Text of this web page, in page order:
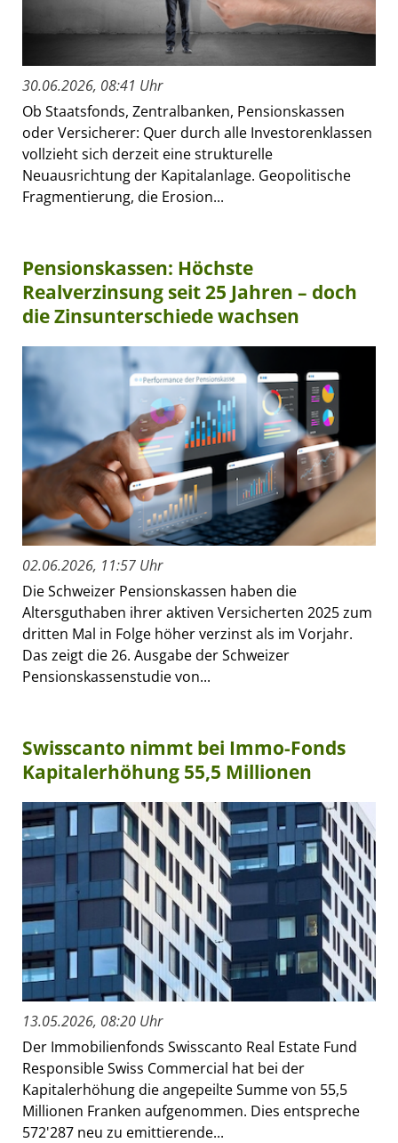
30.06.2026, 08:41 Uhr
Ob Staatsfonds, Zentralbanken, Pensionskassen
oder Versicherer: Quer durch alle Investorenklassen
vollzieht sich derzeit eine strukturelle
Neuausrichtung der Kapitalanlage. Geopolitische
Fragmentierung, die Erosion...
Pensionskassen: Höchste
Realverzinsung seit 25 Jahren – doch
die Zinsunterschiede wachsen
02.06.2026, 11:57 Uhr
Die Schweizer Pensionskassen haben die
Altersguthaben ihrer aktiven Versicherten 2025 zum
dritten Mal in Folge höher verzinst als im Vorjahr.
Das zeigt die 26. Ausgabe der Schweizer
Pensionskassenstudie von...
Swisscanto nimmt bei Immo-Fonds
Kapitalerhöhung 55,5 Millionen
13.05.2026, 08:20 Uhr
Der Immobilienfonds Swisscanto Real Estate Fund
Responsible Swiss Commercial hat bei der
Kapitalerhöhung die angepeilte Summe von 55,5
Millionen Franken aufgenommen. Dies entspreche
572'287 neu zu emittierende...